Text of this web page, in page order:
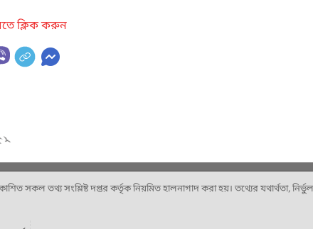
ক্লিক করুন
সকল তথ্য সংশ্লিষ্ট দপ্তর কর্তৃক নিয়মিত হালনাগাদ করা হয়। তথ্যের যথার্থতা,